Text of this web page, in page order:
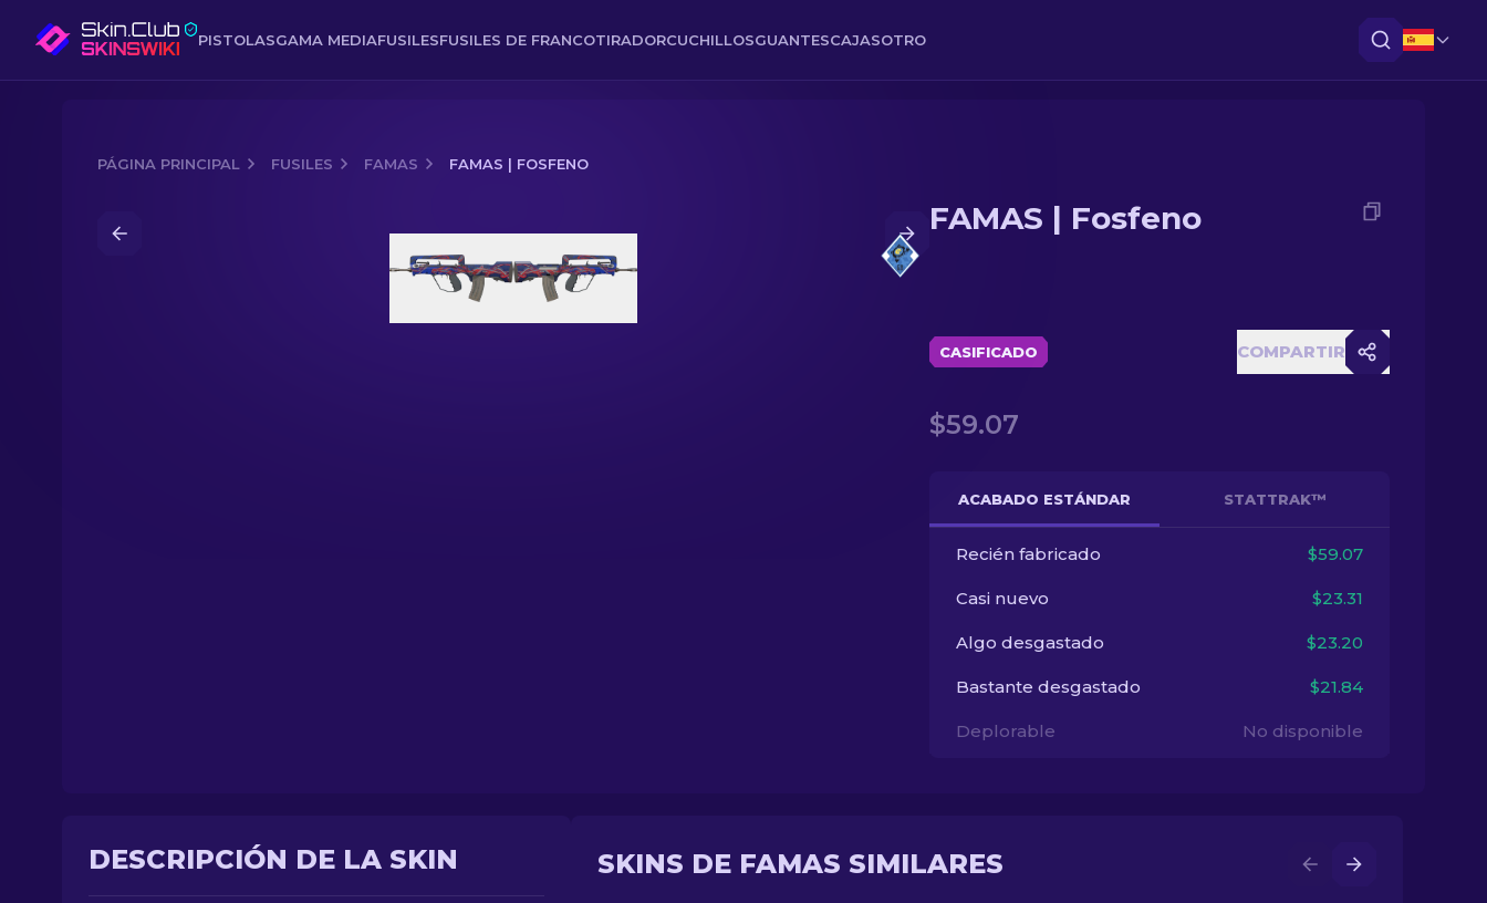
PISTOLASGAMA MEDIAFUSILESFUSILES DE FRANCOTIRADORCUCHILLOSGUANTESCAJASOTRO
PÁGINA PRINCIPAL FUSILES FAMAS FAMAS | FOSFENO
FAMAS | Fosfeno
CASIFICADO COMPARTIR
$59.07
ACABADO ESTÁNDAR STATTRAK™
Recién fabricado $59.07
Casi nuevo $23.31
Algo desgastado $23.20
Bastante desgastado $21.84
Deplorable No disponible
DESCRIPCIÓN DE LA SKIN SKINS DE FAMAS SIMILARES